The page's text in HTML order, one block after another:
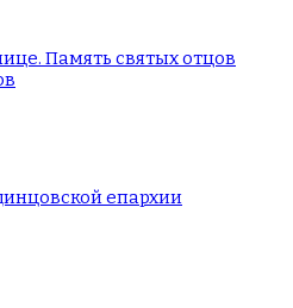
Память святых отцов
епархии